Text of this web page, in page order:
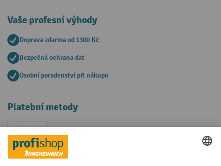
Vaše profesní výhody
Doprava zdarma od 1300 Kč
Bezpečná ochrana dat
Osobní poradenství při nákupu
Platební metody
Faktura